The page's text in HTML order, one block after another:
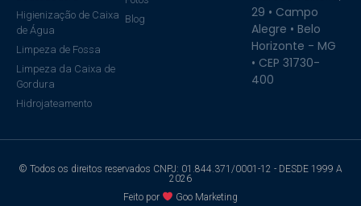
Higienização de Caixa
de Água
Limpeza de Fossa
Limpeza da Caixa de
Gordura
Hidrojateamento
Blog
29 • Campo
Alegre • Belo
Horizonte - MG
• CEP 31730-
400
© Todos os direitos reservados CNPJ: 01.844.371/0001-12 - DESDE 1999 A
2026
Feito por
Goo Marketing